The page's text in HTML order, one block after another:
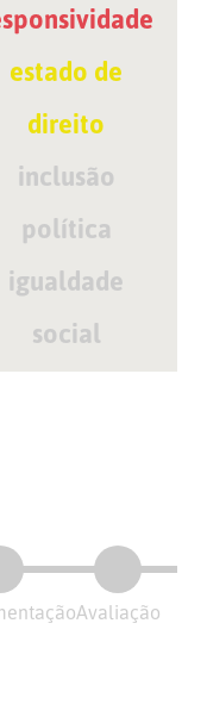
estado de
direito
inclusão
política
igualdade
social
Avaliação